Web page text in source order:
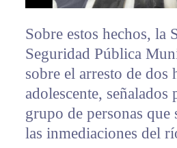
Sobre estos hechos, la
Seguridad Pública
sobre el arresto de dos
adolescente, señalados
grupo de personas que
las inmediaciones del